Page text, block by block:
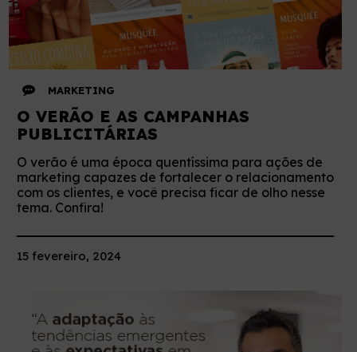
MARKETING
O VERÃO E AS CAMPANHAS
PUBLICITÁRIAS
O verão é uma época quentíssima para ações de
marketing capazes de fortalecer o relacionamento
com os clientes, e você precisa ficar de olho nesse
tema. Confira!
15 fevereiro, 2024